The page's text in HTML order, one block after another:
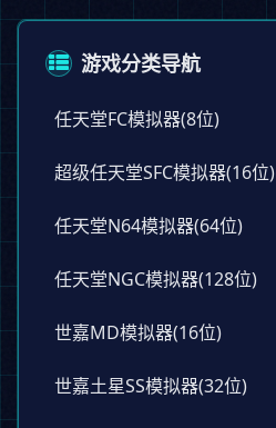
游戏分类导航
任天堂FC模拟器(8位)
超级任天堂SFC模拟器(16位)
任天堂N64模拟器(64位)
任天堂NGC模拟器(128位)
世嘉MD模拟器(16位)
世嘉土星SS模拟器(32位)